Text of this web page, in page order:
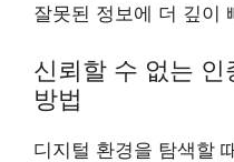
잘못된 정보에 더 깊이
신뢰할 수 없는
방법
디지털 환경을 탐색할